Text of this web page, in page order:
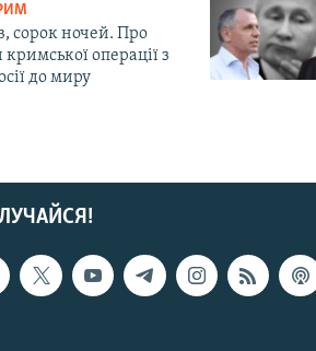
сорок ночей. Про
кримської операції з
до миру